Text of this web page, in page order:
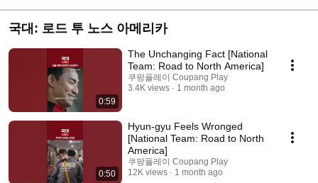
국대: 로드 투 노스 아메리카
0:59
The Unchanging Fact [National
Team: Road to North America]
쿠팡플레이 Coupang Play
3.4K views
1 month ago
0:50
Hyun-gyu Feels Wronged
[National Team: Road to North
America]
쿠팡플레이 Coupang Play
12K views
1 month ago